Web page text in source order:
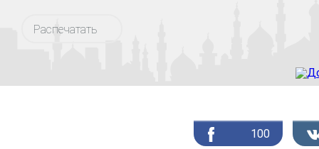
Распечатать
100